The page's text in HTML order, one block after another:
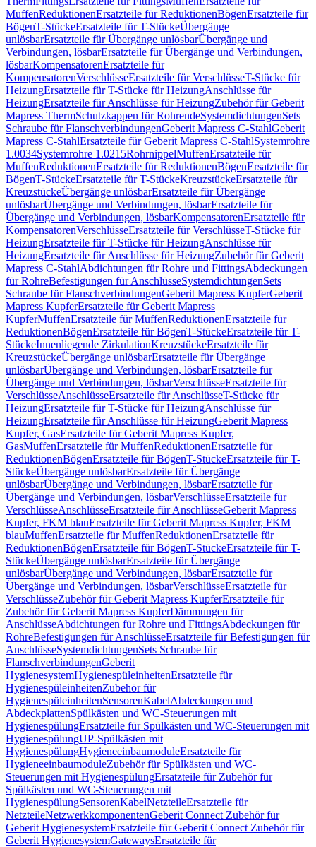
MuffenReduktionenErsatzteile für ReduktionenBögenErsatzteile für
BögenT-StückeErsatzteile für T-StückeÜbergänge
unlösbarErsatzteile für Übergänge unlösbarÜbergänge und
Verbindungen, lösbarErsatzteile für Übergänge und Verbindungen,
lösbarKompensatorenErsatzteile für
KompensatorenVerschlüsseErsatzteile für VerschlüsseT-Stücke für
HeizungErsatzteile für T-Stücke für HeizungAnschlüsse für
HeizungErsatzteile für Anschlüsse für HeizungZubehör für Geberit
Mapress ThermSchutzkappen für RohrendeSystemdichtungenSets
Schraube für FlanschverbindungenGeberit Mapress C-StahlGeberit
Mapress C-StahlErsatzteile für Geberit Mapress C-StahlSystemrohre
1.0034Systemrohre 1.0215RohrnippelMuffenErsatzteile für
MuffenReduktionenErsatzteile für ReduktionenBögenErsatzteile für
BögenT-StückeErsatzteile für T-StückeKreuzstückeErsatzteile für
KreuzstückeÜbergänge unlösbarErsatzteile für Übergänge
unlösbarÜbergänge und Verbindungen, lösbarErsatzteile für
Übergänge und Verbindungen, lösbarKompensatorenErsatzteile für
KompensatorenVerschlüsseErsatzteile für VerschlüsseT-Stücke für
HeizungErsatzteile für T-Stücke für HeizungAnschlüsse für
HeizungErsatzteile für Anschlüsse für HeizungZubehör für Geberit
Mapress C-StahlAbdichtungen für Rohre und FittingsAbdeckungen
für RohreBefestigungen für AnschlüsseSystemdichtungenSets
Schraube für FlanschverbindungenGeberit Mapress KupferGeberit
Mapress KupferErsatzteile für Geberit Mapress
KupferMuffenErsatzteile für MuffenReduktionenErsatzteile für
ReduktionenBögenErsatzteile für BögenT-StückeErsatzteile für T-
StückeInnenliegende ZirkulationKreuzstückeErsatzteile für
KreuzstückeÜbergänge unlösbarErsatzteile für Übergänge
unlösbarÜbergänge und Verbindungen, lösbarErsatzteile für
Übergänge und Verbindungen, lösbarVerschlüsseErsatzteile für
VerschlüsseAnschlüsseErsatzteile für AnschlüsseT-Stücke für
HeizungErsatzteile für T-Stücke für HeizungAnschlüsse für
HeizungErsatzteile für Anschlüsse für HeizungGeberit Mapress
Kupfer, GasErsatzteile für Geberit Mapress Kupfer,
GasMuffenErsatzteile für MuffenReduktionenErsatzteile für
ReduktionenBögenErsatzteile für BögenT-StückeErsatzteile für T-
StückeÜbergänge unlösbarErsatzteile für Übergänge
unlösbarÜbergänge und Verbindungen, lösbarErsatzteile für
Übergänge und Verbindungen, lösbarVerschlüsseErsatzteile für
VerschlüsseAnschlüsseErsatzteile für AnschlüsseGeberit Mapress
Kupfer, FKM blauErsatzteile für Geberit Mapress Kupfer, FKM
blauMuffenErsatzteile für MuffenReduktionenErsatzteile für
ReduktionenBögenErsatzteile für BögenT-StückeErsatzteile für T-
StückeÜbergänge unlösbarErsatzteile für Übergänge
unlösbarÜbergänge und Verbindungen, lösbarErsatzteile für
Übergänge und Verbindungen, lösbarVerschlüsseErsatzteile für
VerschlüsseZubehör für Geberit Mapress KupferErsatzteile für
Zubehör für Geberit Mapress KupferDämmungen für
AnschlüsseAbdichtungen für Rohre und FittingsAbdeckungen für
RohreBefestigungen für AnschlüsseErsatzteile für Befestigungen für
AnschlüsseSystemdichtungenSets Schraube für
FlanschverbindungenGeberit
HygienesystemHygienespüleinheitenErsatzteile für
HygienespüleinheitenZubehör für
HygienespüleinheitenSensorenKabelAbdeckungen und
AbdeckplattenSpülkästen und WC-Steuerungen mit
HygienespülungErsatzteile für Spülkästen und WC-Steuerungen mit
HygienespülungUP-Spülkästen mit
HygienespülungHygieneeinbaumoduleErsatzteile für
HygieneeinbaumoduleZubehör für Spülkästen und WC-
Steuerungen mit HygienespülungErsatzteile für Zubehör für
Spülkästen und WC-Steuerungen mit
HygienespülungSensorenKabelNetzteileErsatzteile für
NetzteileNetzwerkkomponentenGeberit Connect Zubehör für
Geberit HygienesystemErsatzteile für Geberit Connect Zubehör für
Geberit HygienesystemGatewaysErsatzteile für